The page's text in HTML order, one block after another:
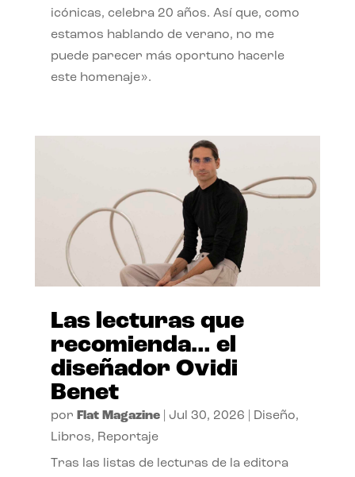
icónicas, celebra 20 años. Así que, como
estamos hablando de verano, no me
puede parecer más oportuno hacerle
este homenaje».
Las lecturas que
recomienda… el
diseñador Ovidi
Benet
por Flat Magazine| Jul 30, 2026 Diseño,
Libros, Reportaje
Tras las listas de lecturas de la editora